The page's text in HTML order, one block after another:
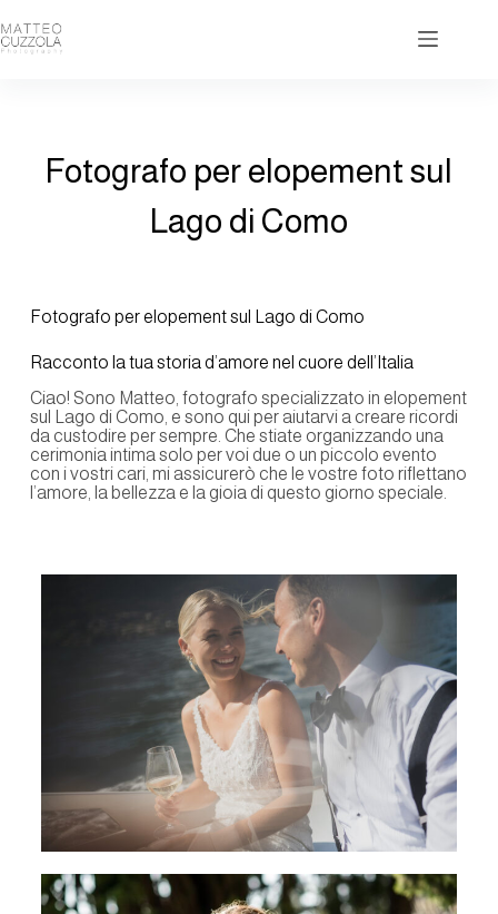
Fotografo per elopement sul
Lago di Como
Fotografo per elopement sul Lago di Como
Racconto la tua storia d’amore nel cuore dell’Italia
Ciao! Sono Matteo, fotografo specializzato in elopement
sul Lago di Como, e sono qui per aiutarvi a creare ricordi
da custodire per sempre. Che stiate organizzando una
cerimonia intima solo per voi due o un piccolo evento
con i vostri cari, mi assicurerò che le vostre foto riflettano
l’amore, la bellezza e la gioia di questo giorno speciale.